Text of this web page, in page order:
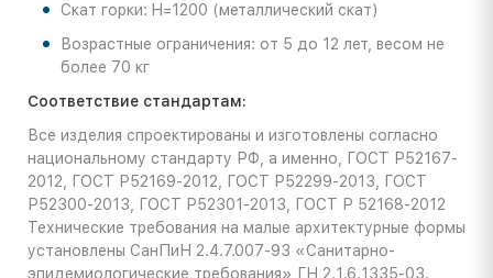
Скат горки: H=1200 (металлический скат)
Возрастные ограничения: от 5 до 12 лет, весом не
более 70 кг
Соответствие стандартам:
Все изделия спроектированы и изготовлены согласно
национальному стандарту РФ, а именно, ГОСТ Р52167-
2012, ГОСТ Р52169-2012, ГОСТ Р52299-2013, ГОСТ
Р52300-2013, ГОСТ Р52301-2013, ГОСТ Р 52168-2012
Технические требования на малые архитектурные формы
установлены СанПиН 2.4.7.007-93 «Санитарно-
эпидемиологические требования» ГН 2.1.6.1335-03.